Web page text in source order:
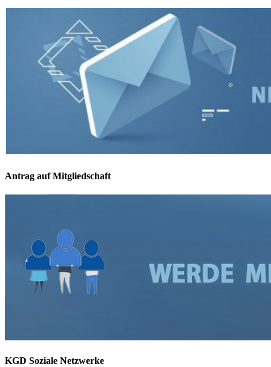
Antrag auf Mitgliedschaft
KGD Soziale Netzwerke